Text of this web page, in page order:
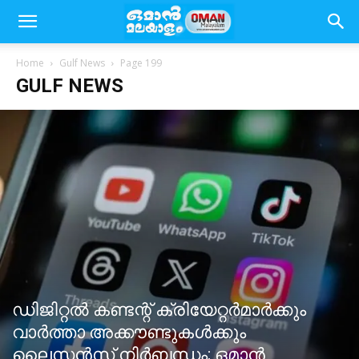
Home Gulf News Page 199
GULF NEWS
ഡിജിറ്റൽ കണ്ടന്റ് ക്രിയേറ്റർമാർക്കും
വാർത്താ അക്കൗണ്ടുകൾക്കും
ലൈസൻസ് നിർബന്ധം; ഒമാൻ